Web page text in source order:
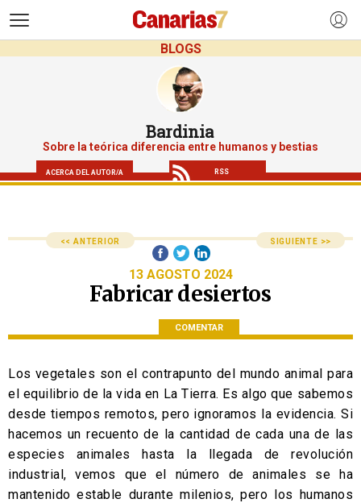
BLOGS
Bardinia
Sobre la teórica diferencia entre humanos y bestias
ACERCA DEL AUTOR/A RSS
<< ANTERIOR SIGUIENTE >>
13 AGOSTO 2024
Fabricar desiertos
COMENTAR
Los vegetales son el contrapunto del mundo animal para
el equilibrio de la vida en La Tierra. Es algo que sabemos
desde tiempos remotos, pero ignoramos la evidencia. Si
hacemos un recuento de la cantidad de cada una de las
especies animales hasta la llegada de revolución
industrial, vemos que el número de animales se ha
mantenido estable durante milenios, pero los humanos